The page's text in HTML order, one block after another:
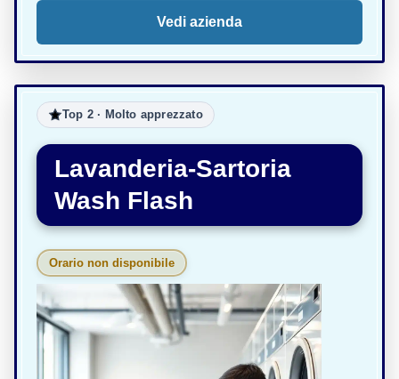
Vedi azienda
Top 2 · Molto apprezzato
Lavanderia-Sartoria
Wash Flash
Orario non disponibile